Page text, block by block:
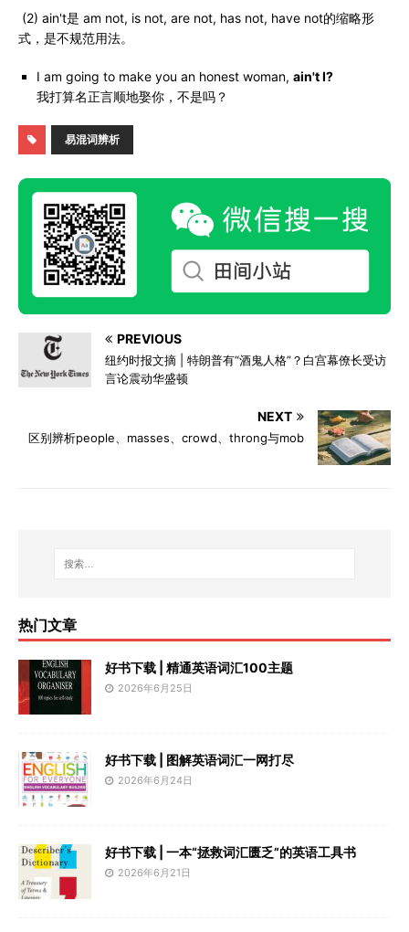
(2) ain't是 am not, is not, are not, has not, have not的缩略形
式，是不规范用法。
I am going to make you an honest woman, ain't I?
我打算名正言顺地娶你，不是吗？
易混词辨析
PREVIOUS
纽约时报文摘 | 特朗普有“酒鬼人格”？白宫幕僚长受访
言论震动华盛顿
NEXT
区别辨析people、masses、crowd、throng与mob
热门文章
好书下载 | 精通英语词汇100主题
2026年6月25日
好书下载 | 图解英语词汇一网打尽
2026年6月24日
好书下载 | 一本“拯救词汇匮乏”的英语工具书
2026年6月21日